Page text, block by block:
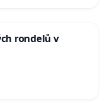
rondelů v